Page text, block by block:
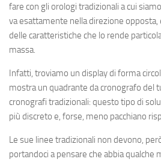
fare con gli orologi tradizionali a cui
va esattamente nella direzione
delle caratteristiche che lo rende
massa.
Infatti, troviamo un display di forma
mostra un quadrante da cronografo del
cronografi tradizionali: questo tipo di
più discreto e, forse, meno pacchiano
Le sue linee tradizionali non devono,
portandoci a pensare che abbia qualche